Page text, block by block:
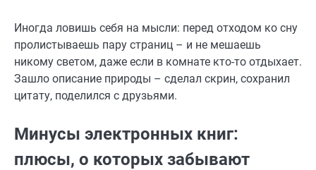
Иногда ловишь себя на мысли: перед отходом ко сну
пролистываешь пару страниц – и не мешаешь
никому светом, даже если в комнате кто-то отдыхает.
Зашло описание природы – сделал скрин, сохранил
цитату, поделился с друзьями.
Минусы электронных книг:
плюсы, о которых забывают